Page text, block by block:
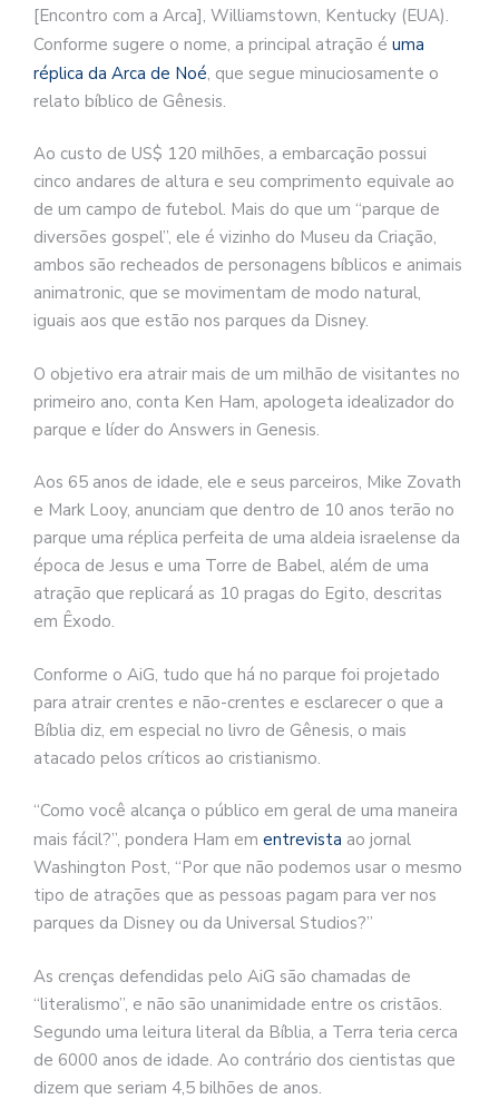
[Encontro com a Arca], Williamstown, Kentucky (EUA).
Conforme sugere o nome, a principal atração é uma
réplica da Arca de Noé, que segue minuciosamente o
relato bíblico de Gênesis.
Ao custo de US$ 120 milhões, a embarcação possui
cinco andares de altura e seu comprimento equivale ao
de um campo de futebol. Mais do que um “parque de
diversões gospel”, ele é vizinho do Museu da Criação,
ambos são recheados de personagens bíblicos e animais
animatronic, que se movimentam de modo natural,
iguais aos que estão nos parques da Disney.
O objetivo era atrair mais de um milhão de visitantes no
primeiro ano, conta Ken Ham, apologeta idealizador do
parque e líder do Answers in Genesis.
Aos 65 anos de idade, ele e seus parceiros, Mike Zovath
e Mark Looy, anunciam que dentro de 10 anos terão no
parque uma réplica perfeita de uma aldeia israelense da
época de Jesus e uma Torre de Babel, além de uma
atração que replicará as 10 pragas do Egito, descritas
em Êxodo.
Conforme o AiG, tudo que há no parque foi projetado
para atrair crentes e não-crentes e esclarecer o que a
Bíblia diz, em especial no livro de Gênesis, o mais
atacado pelos críticos ao cristianismo.
“Como você alcança o público em geral de uma maneira
mais fácil?”, pondera Ham em entrevista ao jornal
Washington Post, “Por que não podemos usar o mesmo
tipo de atrações que as pessoas pagam para ver nos
parques da Disney ou da Universal Studios?”
As crenças defendidas pelo AiG são chamadas de
“literalismo”, e não são unanimidade entre os cristãos.
Segundo uma leitura literal da Bíblia, a Terra teria cerca
de 6000 anos de idade. Ao contrário dos cientistas que
dizem que seriam 4,5 bilhões de anos.